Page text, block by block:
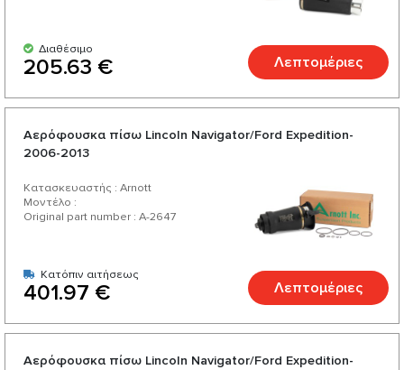
Διαθέσιμο
205.63 € Λεπτομέριες
Αερόφουσκα πίσω Lincoln Navigator/Ford Expedition-
2006-2013
Κατασκευαστής : Arnott
Μοντέλο :
Original part number : A-2647
Κατόπιν αιτήσεως
401.97 € Λεπτομέριες
Αερόφουσκα πίσω Lincoln Navigator/Ford Expedition-